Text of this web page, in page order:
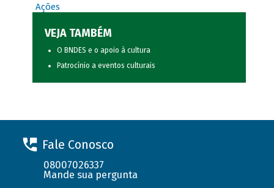
Ações
VEJA TAMBÉM
O BNDES e o apoio à cultura
Patrocínio a eventos culturais
Fale Conosco
08007026337
Mande sua pergunta